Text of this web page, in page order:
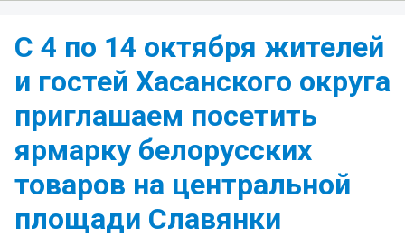
С 4 по 14 октября жителей
и гостей Хасанского округа
приглашаем посетить
ярмарку белорусских
товаров на центральной
площади Славянки